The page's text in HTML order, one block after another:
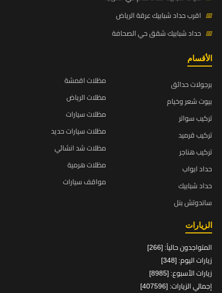
📅 اقرب حداد شبابيك عرقة الرياض
📅 حداد شبابيك شقق حي الصحافة
الأقسام
برجولات حدائق
بيوت شعر وخيام
تركيب سواتر
تركيب قرميد
تركيب هناجر
حداد ابواب
حداد شبابيك
ساندوتش بنل
مظلات اقمشة
مظلات الرياض
مظلات سيارات
مظلات سيارات حديد
مظلات شد انشائي
مظلات هرمية
مواقف سيارات
الزيارات
المتواجدون حالياً: [266]
زيارات اليوم: [348]
زيارات الأسبوع: [8985]
إجمالي الزيارات: [407596]